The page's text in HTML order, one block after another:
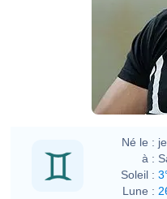
Né le :
à :
Soleil :
Lune :